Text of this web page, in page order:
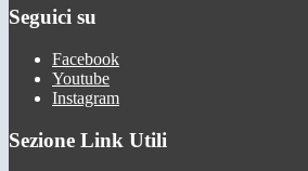
Seguici su
Facebook
Youtube
Instagram
Sezione Link Utili